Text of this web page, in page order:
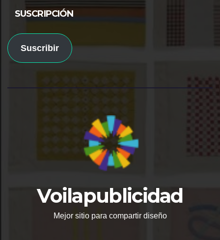
SUSCRIPCIÓN
Suscribir
Voilapublicidad
Mejor sitio para compartir diseño